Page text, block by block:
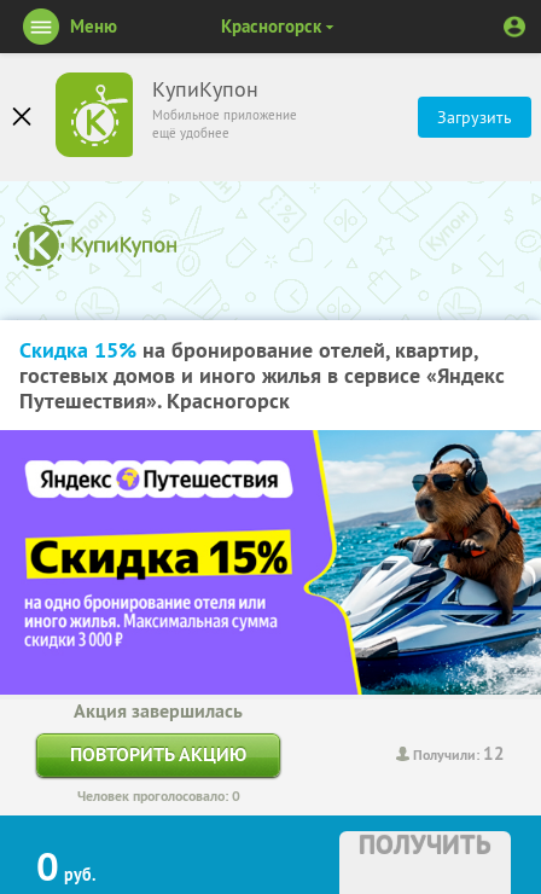
КупиКупон
Мобильное приложение
ещё удобнее
Загрузить
Меню Красногорск
Скидка 15% на бронирование отелей, квартир,
гостевых домов и иного жилья в сервисе «Яндекс
Путешествия». Красногорск
Получили: 12
Акция завершилась
ПОВТОРИТЬ АКЦИЮ
Человек проголосовало: 0
0 руб.
ПОЛУЧИТЬ